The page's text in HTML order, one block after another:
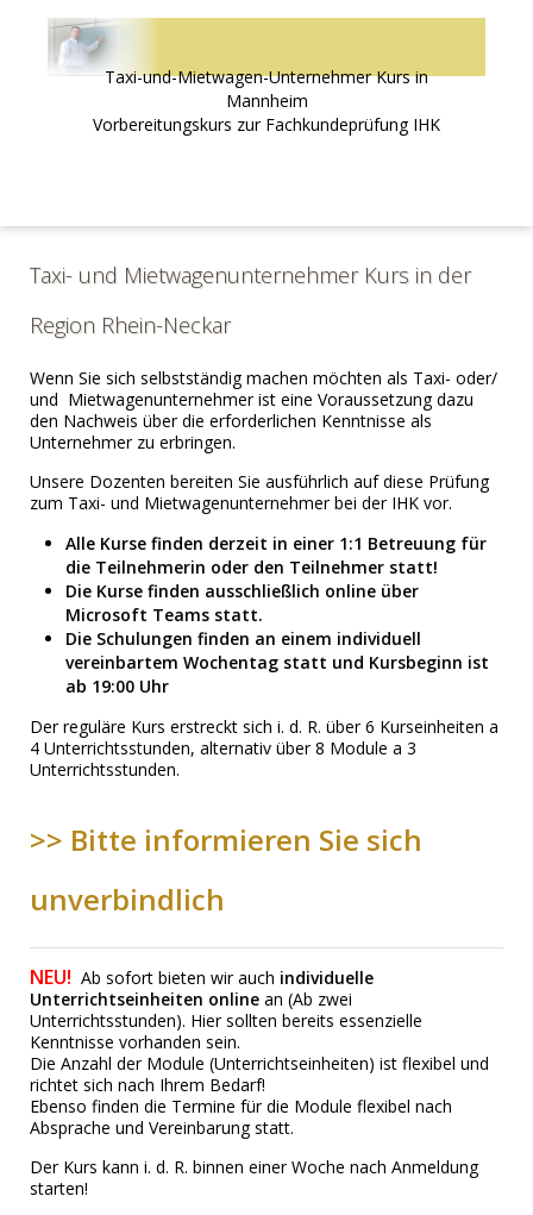
Taxi-und-Mietwagen-Unternehmer Kurs in
Mannheim
Vorbereitungskurs zur Fachkundeprüfung IHK
Taxi- und Mietwagenunternehmer Kurs in der
Region Rhein-Neckar
Wenn Sie sich selbstständig machen möchten als Taxi- oder/
und Mietwagenunternehmer ist eine Voraussetzung dazu
den Nachweis über die erforderlichen Kenntnisse als
Unternehmer zu erbringen.
Unsere Dozenten bereiten Sie ausführlich auf diese Prüfung
zum Taxi- und Mietwagenunternehmer bei der IHK vor.
Alle Kurse finden derzeit in einer 1:1 Betreuung für
die Teilnehmerin oder den Teilnehmer statt!
Die Kurse finden ausschließlich online über
Microsoft Teams statt.
Die Schulungen finden an einem individuell
vereinbartem Wochentag statt und Kursbeginn ist
ab 19:00 Uhr
Der reguläre Kurs erstreckt sich i. d. R. über 6 Kurseinheiten a
4 Unterrichtsstunden, alternativ über 8 Module a 3
Unterrichtsstunden.
>> Bitte informieren Sie sich
unverbindlich
NEU! Ab sofort bieten wir auch individuelle
Unterrichtseinheiten online an (Ab zwei
Unterrichtsstunden). Hier sollten bereits essenzielle
Kenntnisse vorhanden sein.
Die Anzahl der Module (Unterrichtseinheiten) ist flexibel und
richtet sich nach Ihrem Bedarf!
Ebenso finden die Termine für die Module flexibel nach
Absprache und Vereinbarung statt.
Der Kurs kann i. d. R. binnen einer Woche nach Anmeldung
starten!